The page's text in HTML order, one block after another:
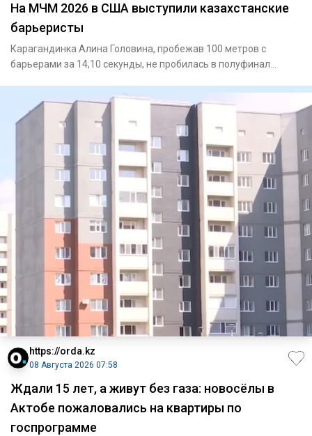
На МЧМ 2026 в США выступили казахстанские
барьеристы
Карагандинка Алина Головина, пробежав 100 метров с
барьерами за 14,10 секунды, не пробилась в полуфинал
https://orda.kz
08 Августа 2026 07:58
Ждали 15 лет, а живут без газа: новосёлы в
Актобе пожаловались на квартиры по
госпрограмме